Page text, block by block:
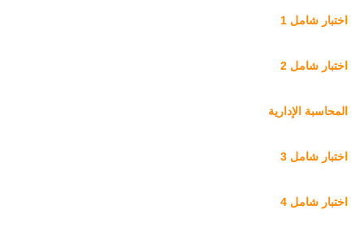
اختبار شامل 1
اختبار شامل 2
المحاسبة الإدارية
اختبار شامل 3
اختبار شامل 4